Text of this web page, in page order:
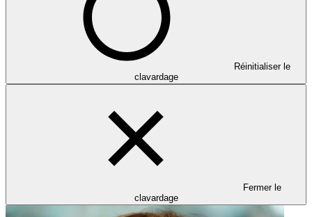
Réinitialiser le
clavardage
Fermer le
clavardage